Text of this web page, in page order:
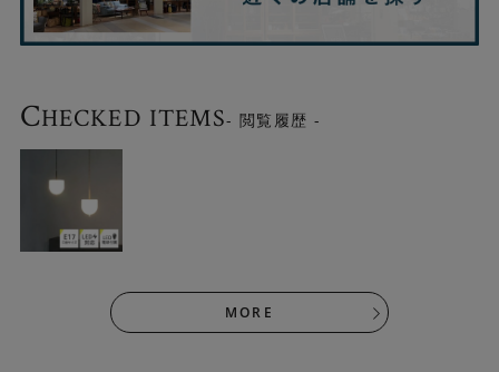
CHECKED ITEMS- 閲覧履歴 -
MORE